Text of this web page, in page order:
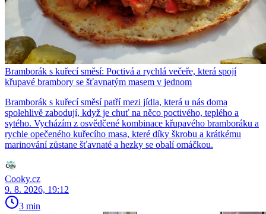
Bramborák s kuřecí směsí: Poctivá a rychlá večeře, která spojí
křupavé brambory se šťavnatým masem v jednom
Bramborák s kuřecí směsí patří mezi jídla, která u nás doma
spolehlivě zabodují, když je chuť na něco poctivého, teplého a
sytého. Vycházím z osvědčené kombinace křupavého bramboráku a
rychle opečeného kuřecího masa, které díky škrobu a krátkému
marinování zůstane šťavnaté a hezky se obalí omáčkou.
Cooky.cz
9. 8. 2026, 19:12
3 min